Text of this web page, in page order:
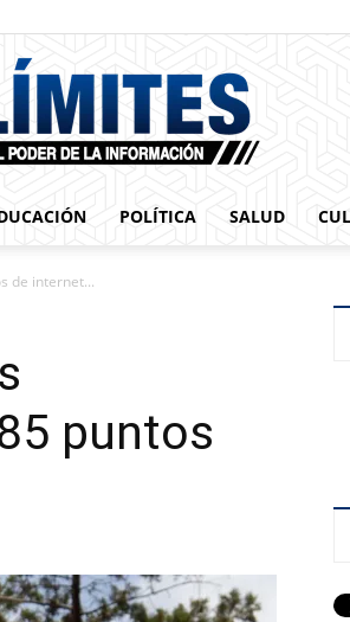
POLÍTICA SALUD
de internet...
puntos